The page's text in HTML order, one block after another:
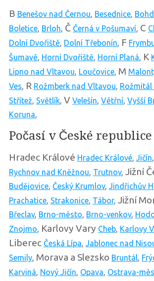
B Benešov nad Černou, Besednice,
Boletice, Brloh, Č Černá v Pošumaví, C
Dolní Dvořiště, Dolní Třebonín, F
Šumavě, Horní Dvořiště, Horní Planá, K
Lipno nad Vltavou, Loučovice, M
Ves, R Rožmberk nad Vltavou, Rožmitál
Střítež, Světlík, V Velešín, Větřní, Vyšší
Koruna,
Počasí v České republice
Hradec Králové Hradec Králové, Jičín,
Rychnov nad Kněžnou, Trutnov, Jižní
Budějovice, Český Krumlov, Jindřichův
Prachatice, Strakonice, Tábor, Jižní
Břeclav, Brno-město, Brno-venkov,
Znojmo, Karlovy Vary Cheb, Karlovy
Liberec Česká Lípa, Jablonec nad
Semily, Morava a Slezsko Bruntál,
Karviná, Nový Jičín, Opava, Ostrava-